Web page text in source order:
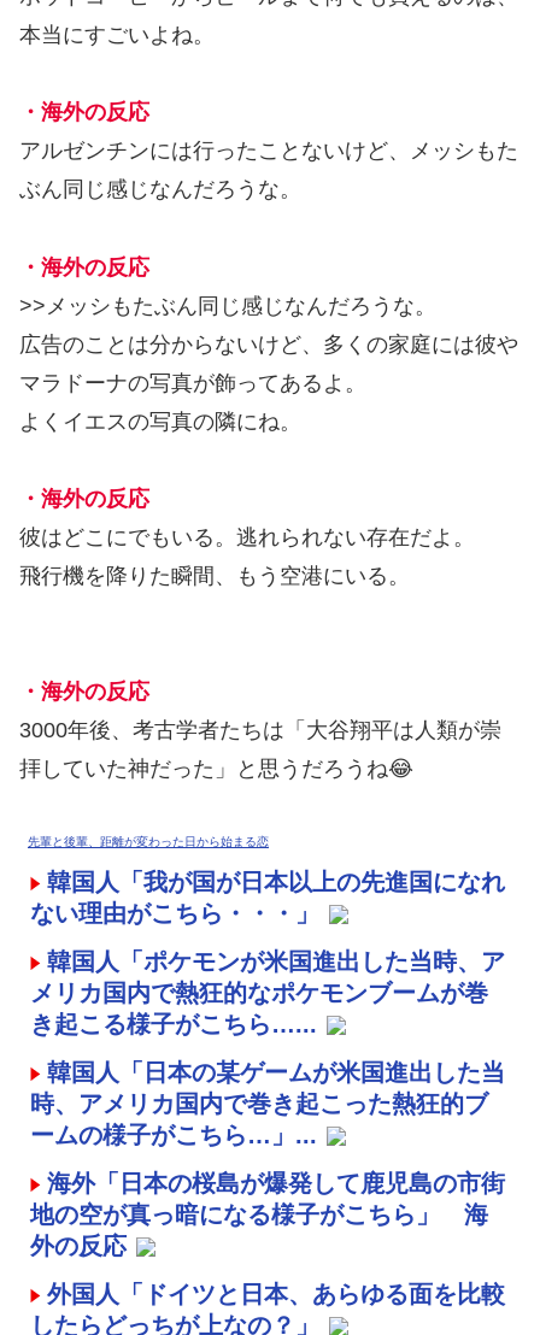
本当にすごいよね。
・海外の反応
アルゼンチンには行ったことないけど、メッシもた
ぶん同じ感じなんだろうな。
・海外の反応
>>メッシもたぶん同じ感じなんだろうな。
広告のことは分からないけど、多くの家庭には彼や
マラドーナの写真が飾ってあるよ。
よくイエスの写真の隣にね。
・海外の反応
彼はどこにでもいる。逃れられない存在だよ。
飛行機を降りた瞬間、もう空港にいる。
・海外の反応
3000年後、考古学者たちは「大谷翔平は人類が崇
拝していた神だった」と思うだろうね😂
先輩と後輩、距離が変わった日から始まる恋
韓国人「我が国が日本以上の先進国になれ
ない理由がこちら・・・」
韓国人「ポケモンが米国進出した当時、ア
メリカ国内で熱狂的なポケモンブームが巻
き起こる様子がこちら…...
韓国人「日本の某ゲームが米国進出した当
時、アメリカ国内で巻き起こった熱狂的ブ
ームの様子がこちら…」...
海外「日本の桜島が爆発して鹿児島の市街
地の空が真っ暗になる様子がこちら」 海
外の反応
外国人「ドイツと日本、あらゆる面を比較
したらどっちが上なの？」